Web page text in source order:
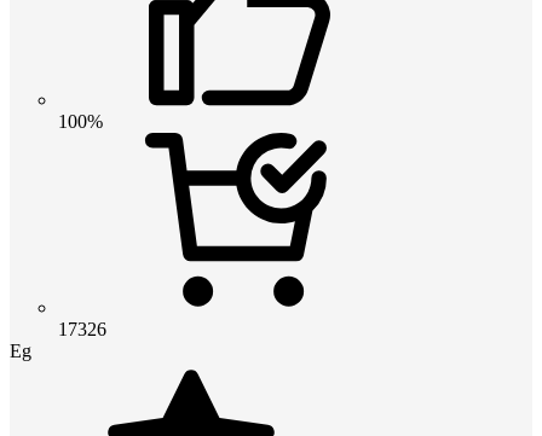
100%
17326
Eg